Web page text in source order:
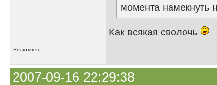
момента намекнуть
Как всякая сволочь
Неактивен
2007-09-16 22:29:38